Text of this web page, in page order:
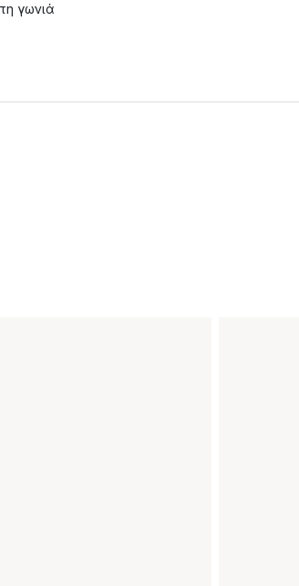
γωνιά